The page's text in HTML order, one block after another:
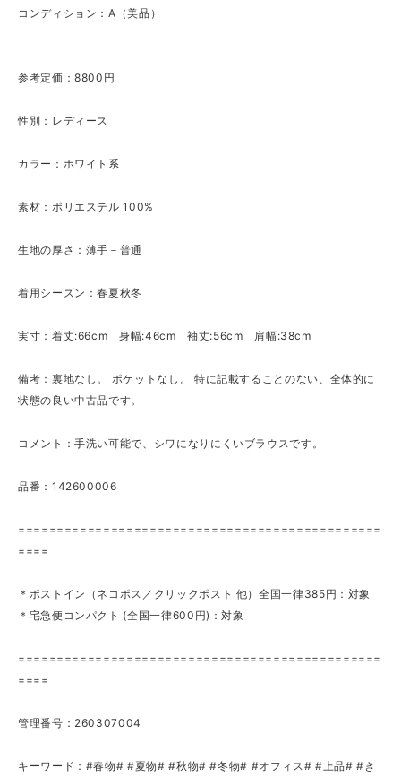
コンディション：A（美品）
参考定価：8800円
性別：レディース
カラー：ホワイト系
素材：ポリエステル 100%
生地の厚さ：薄手－普通
着用シーズン：春夏秋冬
実寸：着丈:66cm 身幅:46cm 袖丈:56cm 肩幅:38cm
備考：裏地なし。 ポケットなし。 特に記載することのない、全体的に
状態の良い中古品です。
コメント：手洗い可能で、シワになりにくいブラウスです。
品番：142600006
===============================================
====
＊ポストイン（ネコポス／クリックポスト 他）全国一律385円：対象
＊宅急便コンパクト (全国一律600円)：対象
===============================================
====
管理番号：260307004
キーワード：#春物# #夏物# #秋物# #冬物# #オフィス# #上品# #き